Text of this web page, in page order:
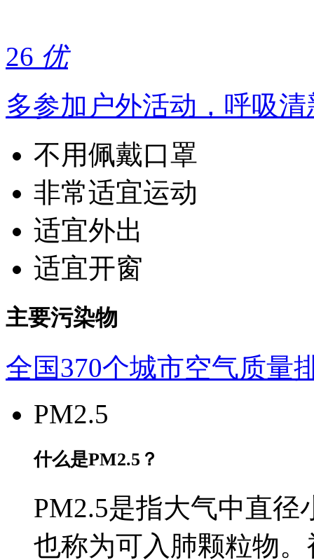
26 优
多参加户外活动，呼吸
不用佩戴口罩
非常适宜运动
适宜外出
适宜开窗
主要污染物
全国370个城市空气质量
PM2.5
什么是PM2.5？
PM2.5是指大气中直径
也称为可入肺颗粒物